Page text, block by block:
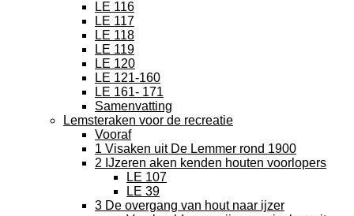
LE 116
LE 117
LE 118
LE 119
LE 120
LE 121-160
LE 161- 171
Samenvatting
Lemsteraken voor de recreatie
Vooraf
1 Visaken uit De Lemmer rond 1900
2 IJzeren aken kenden houten voorlopers
LE 107
LE 39
3 De overgang van hout naar ijzer